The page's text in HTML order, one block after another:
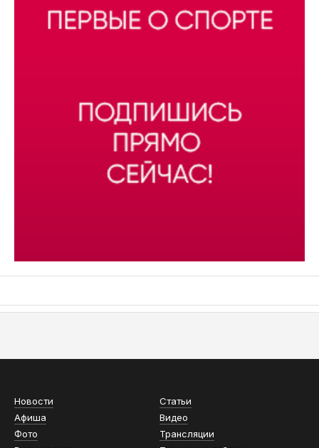
Новости
Статьи
Афиша
Видео
Фото
Трансляции